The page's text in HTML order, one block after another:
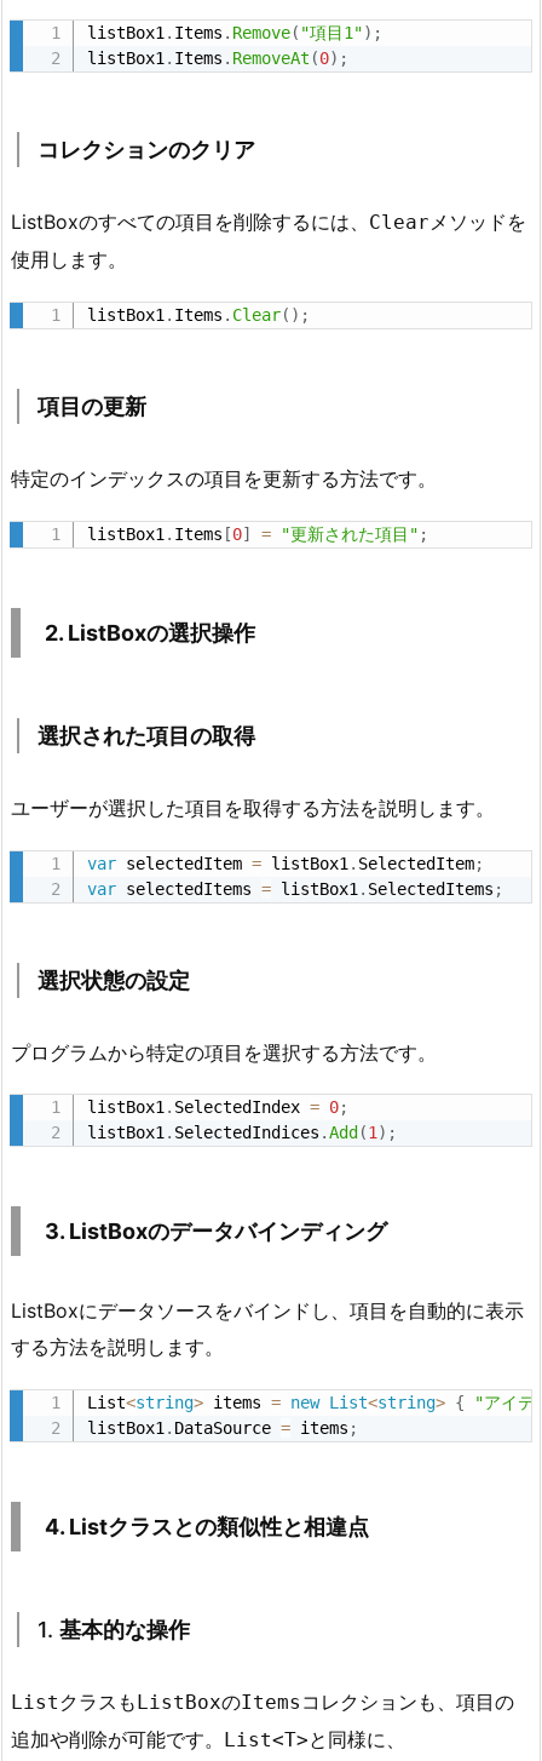
削
1.
3.
レ
ョ
の
リ
4.
の
新
2.
t
o
の
選
作
1.
選
さ
目
得
2.
択
listBox1 . Items . Remove( "項目1") ;
listBox1 . Items . RemoveAt (0) ;
コレクションのクリア
ListBoxのすべての項目を削除するには、 Clearメソッドを
使用します。
listBox1 . Items . Clear( ) ;
項目の更新
特定のインデックスの項目を更新する方法です。
listBox1 . Items [0] = "更新された項目" ;
2. ListBoxの選択操作
選択された項目の取得
ユーザーが選択した項目を取得する方法を説明します。
var selectedItem = listBox1 . SelectedItem;
var selectedItems = listBox1 . SelectedItems ;
選択状態の設定
プログラムから特定の項目を選択する方法です。
listBox1. SelectedIndex = 0;
listBox1. SelectedIndices .Add (1) ;
3. ListBoxのデータバインディング
ListBoxにデータソースをバインドし、項目を自動的に表示
する方法を説明します。
List<string> items = new List<string> {
"アイテ
listBox1 . DataSource = items ;
4. Listクラスとの類似性と相違点
1. 基本的な操作
List クラスも ListBoxのItems コレクションも、項目の
追加や削除が可能です。
List<T>と同様に、